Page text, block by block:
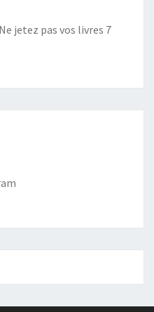
jetez pas vos livres 7